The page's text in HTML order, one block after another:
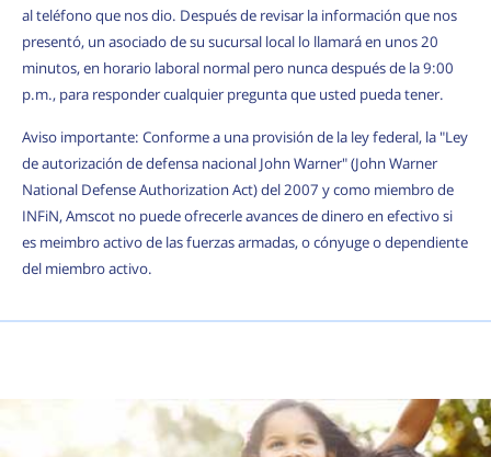
al teléfono que nos dio. Después de revisar la información que nos
presentó, un asociado de su sucursal local lo llamará en unos 20
minutos, en horario laboral normal pero nunca después de la 9:00
p.m., para responder cualquier pregunta que usted pueda tener.
Aviso importante: Conforme a una provisión de la ley federal, la "Ley
de autorización de defensa nacional John Warner" (John Warner
National Defense Authorization Act) del 2007 y como miembro de
INFiN, Amscot no puede ofrecerle avances de dinero en efectivo si
es meimbro activo de las fuerzas armadas, o cónyuge o dependiente
del miembro activo.